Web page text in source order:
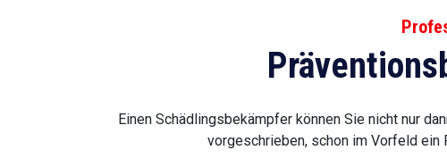
Einen Schädlingsbekämpfer können Sie nicht nur
vorgeschrieben, schon im Vorfeld